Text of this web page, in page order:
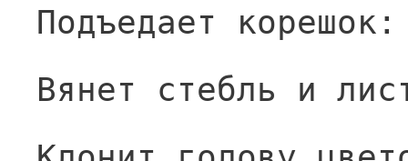
Подъедает корешок:
Вянет стебль и